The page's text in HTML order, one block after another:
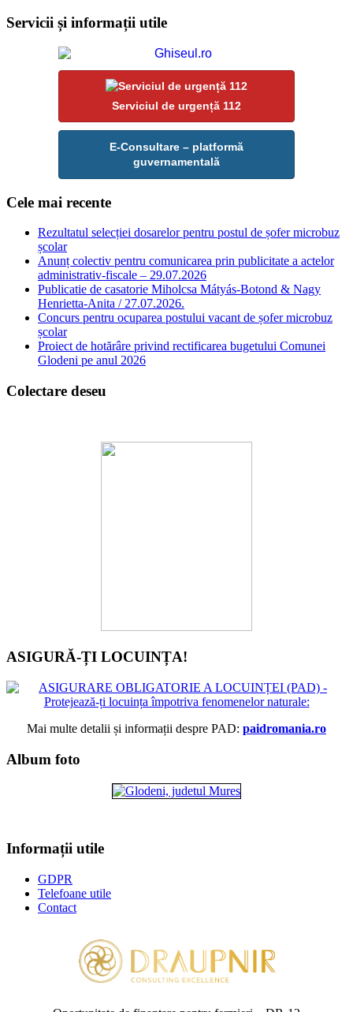
Servicii și informații utile
Serviciul de urgență 112
E-Consultare – platformă
guvernamentală
Cele mai recente
Rezultatul selecției dosarelor pentru postul de șofer microbuz
școlar
Anunț colectiv pentru comunicarea prin publicitate a actelor
administrativ-fiscale – 29.07.2026
Publicatie de casatorie Miholcsa Mátyás-Botond & Nagy
Henrietta-Anita / 27.07.2026.
Concurs pentru ocuparea postului vacant de șofer microbuz
școlar
Proiect de hotărâre privind rectificarea bugetului Comunei
Glodeni pe anul 2026
Colectare deseu
ASIGURĂ-ȚI LOCUINȚA!
Mai multe detalii și informații despre PAD: paidromania.ro
Album foto
Informații utile
GDPR
Telefoane utile
Contact